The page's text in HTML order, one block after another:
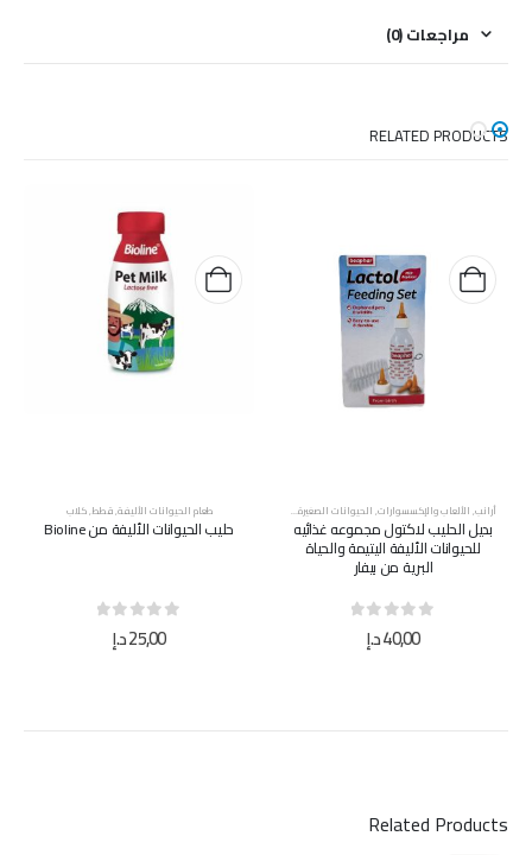
مراجعات (0)
RELATED PRODUCTS
أرانب,الألعاب والإكسسوارات,الحيوانات الصغيرة,قطط
بديل الحليب لاكتول مجموعه غذائيه
للحيوانات الأليفة اليتيمة والحياة
البرية من بيفار
out of 5
40,00د.إ
طعام الحيوانات الأليفة,قطط,كلاب
حليب الحيوانات الأليفة من Bioline
out of 5
25,00د.إ
Related Products